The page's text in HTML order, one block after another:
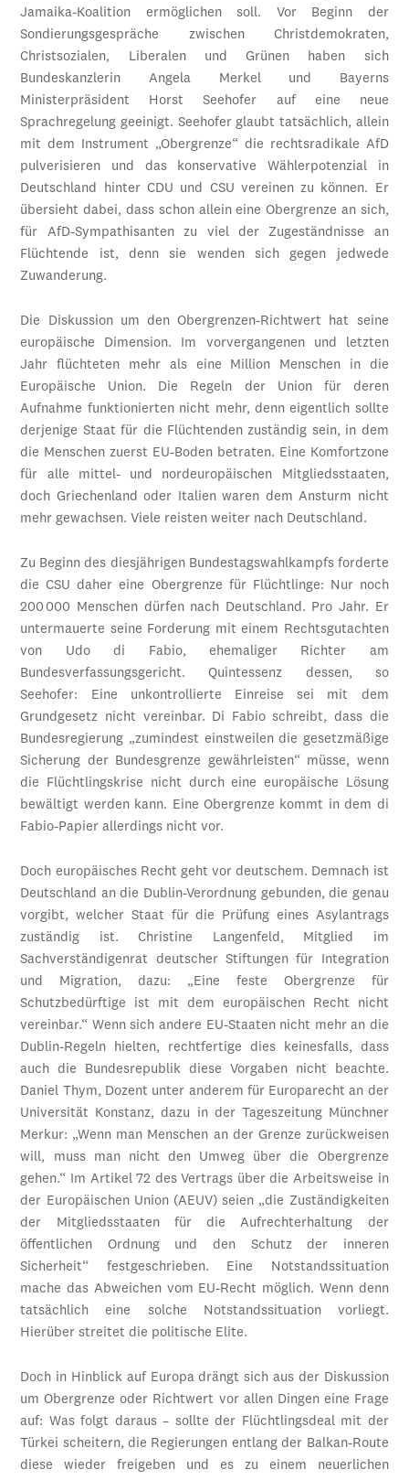
Jamaika-Koalition ermöglichen soll. Vor Beginn der
Sondierungsgespräche zwischen Christdemokraten,
Christsozialen, Liberalen und Grünen haben sich
Bundeskanzlerin Angela Merkel und Bayerns
Ministerpräsident Horst Seehofer auf eine neue
Sprachregelung geeinigt. Seehofer glaubt tatsächlich, allein
mit dem Instrument „Obergrenze“ die rechtsradikale AfD
pulverisieren und das konservative Wählerpotenzial in
Deutschland hinter CDU und CSU vereinen zu können. Er
übersieht dabei, dass schon allein eine Obergrenze an sich,
für AfD-Sympathisanten zu viel der Zugeständnisse an
Flüchtende ist, denn sie wenden sich gegen jedwede
Zuwanderung.
Die Diskussion um den Obergrenzen-Richtwert hat seine
europäische Dimension. Im vorvergangenen und letzten
Jahr flüchteten mehr als eine Million Menschen in die
Europäische Union. Die Regeln der Union für deren
Aufnahme funktionierten nicht mehr, denn eigentlich sollte
derjenige Staat für die Flüchtenden zuständig sein, in dem
die Menschen zuerst EU-Boden betraten. Eine Komfortzone
für alle mittel- und nordeuropäischen Mitgliedsstaaten,
doch Griechenland oder Italien waren dem Ansturm nicht
mehr gewachsen. Viele reisten weiter nach Deutschland.
Zu Beginn des diesjährigen Bundestagswahlkampfs forderte
die CSU daher eine Obergrenze für Flüchtlinge: Nur noch
200 000 Menschen dürfen nach Deutschland. Pro Jahr. Er
untermauerte seine Forderung mit einem Rechtsgutachten
von Udo di Fabio, ehemaliger Richter am
Bundesverfassungsgericht. Quintessenz dessen, so
Seehofer: Eine unkontrollierte Einreise sei mit dem
Grundgesetz nicht vereinbar. Di Fabio schreibt, dass die
Bundesregierung „zumindest einstweilen die gesetzmäßige
Sicherung der Bundesgrenze gewährleisten“ müsse, wenn
die Flüchtlingskrise nicht durch eine europäische Lösung
bewältigt werden kann. Eine Obergrenze kommt in dem di
Fabio-Papier allerdings nicht vor.
Doch europäisches Recht geht vor deutschem. Demnach ist
Deutschland an die Dublin-Verordnung gebunden, die genau
vorgibt, welcher Staat für die Prüfung eines Asylantrags
zuständig ist. Christine Langenfeld, Mitglied im
Sachverständigenrat deutscher Stiftungen für Integration
und Migration, dazu: „Eine feste Obergrenze für
Schutzbedürftige ist mit dem europäischen Recht nicht
vereinbar.“ Wenn sich andere EU-Staaten nicht mehr an die
Dublin-Regeln hielten, rechtfertige dies keinesfalls, dass
auch die Bundesrepublik diese Vorgaben nicht beachte.
Daniel Thym, Dozent unter anderem für Europarecht an der
Universität Konstanz, dazu in der Tageszeitung Münchner
Merkur: „Wenn man Menschen an der Grenze zurückweisen
will, muss man nicht den Umweg über die Obergrenze
gehen.“ Im Artikel 72 des Vertrags über die Arbeitsweise in
der Europäischen Union (AEUV) seien „die Zuständigkeiten
der Mitgliedsstaaten für die Aufrechterhaltung der
öffentlichen Ordnung und den Schutz der inneren
Sicherheit“ festgeschrieben. Eine Notstandssituation
mache das Abweichen vom EU-Recht möglich. Wenn denn
tatsächlich eine solche Notstandssituation vorliegt.
Hierüber streitet die politische Elite.
Doch in Hinblick auf Europa drängt sich aus der Diskussion
um Obergrenze oder Richtwert vor allen Dingen eine Frage
auf: Was folgt daraus – sollte der Flüchtlingsdeal mit der
Türkei scheitern, die Regierungen entlang der Balkan-Route
diese wieder freigeben und es zu einem neuerlichen